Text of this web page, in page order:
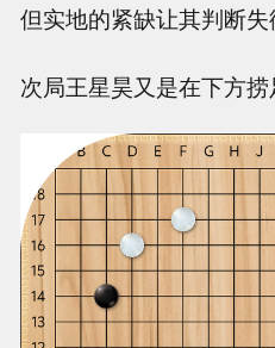
但实地的紧缺让其判断失
次局王星昊又是在下方捞